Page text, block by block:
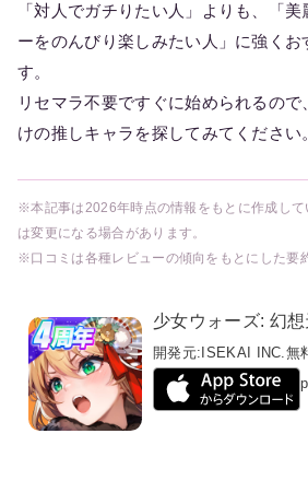
「対人でガチりたい人」よりも、「
ーをのんびり楽しみたい人」に強く
す。
リセマラ不要ですぐに始められるの
けの推しキャラを探してみてください
※本記事は2026年時点の情報をもとに作成し
は変更になる場合があります。
※口コミは各種レビューの傾向をもとにした要
少女ウォーズ: 幻
開発元: ISEKAI INC.無